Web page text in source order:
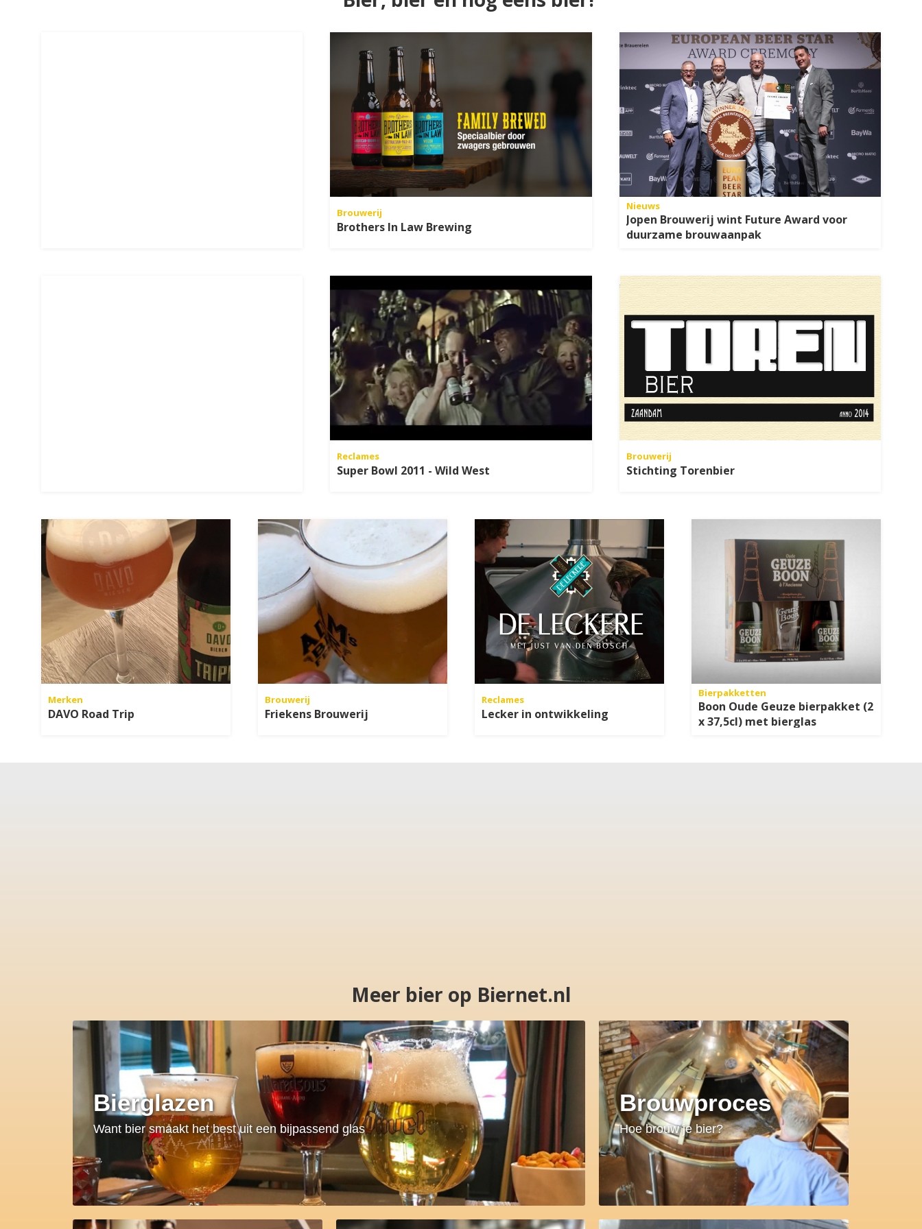
Brouwerij
Brothers In Law Brewing
Nieuws
Jopen Brouwerij wint Future Award voor
duurzame brouwaanpak
Reclames
Super Bowl 2011 - Wild West
Brouwerij
Stichting Torenbier
Merken
DAVO Road Trip
Brouwerij
Friekens Brouwerij
Reclames
Lecker in ontwikkeling
Bierpakketten
Boon Oude Geuze bierpakket (2
x 37,5cl) met bierglas
Meer bier op Biernet.nl
Bierglazen
Want bier smaakt het best uit een bijpassend glas
Brouwproces
Hoe brouw je bier?